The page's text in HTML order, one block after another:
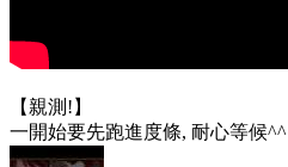
【親測!】
一開始要先跑進度條, 耐心等候^^